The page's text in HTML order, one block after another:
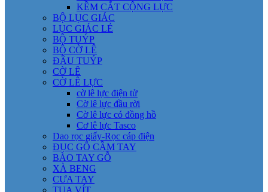
KỀM CẮT CỘNG LỰC
BỘ LỤC GIÁC
LỤC GIÁC LẺ
BỘ TUÝP
BỘ CỜ LÊ
ĐẦU TUÝP
CỜ LÊ
CỜ LÊ LỰC
cờ lê lực điện tử
Cờ lê lực đầu rời
Cờ lê lực có đồng hồ
Cơ lê lực Tasco
Dao rọc giấy-Rọc cáp điện
ĐỤC GỖ CẦM TAY
BÀO TAY GỖ
XÀ BENG
CƯA TAY
TUA VÍT